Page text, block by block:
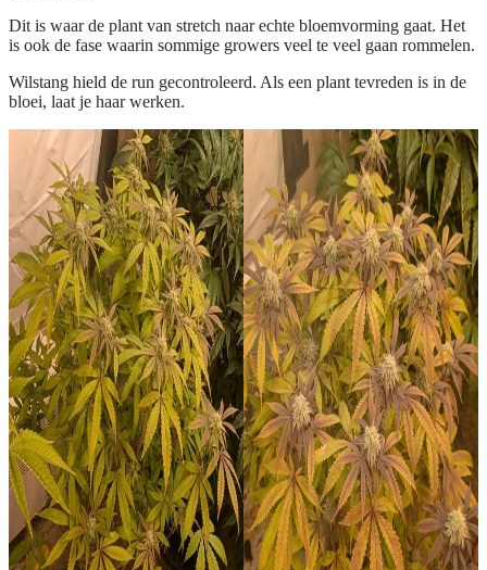
Dit is waar de plant van stretch naar echte bloemvorming gaat. Het
is ook de fase waarin sommige growers veel te veel gaan rommelen.
Wilstang hield de run gecontroleerd. Als een plant tevreden is in de
bloei, laat je haar werken.